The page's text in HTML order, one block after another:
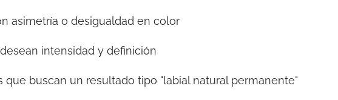
asimetría o desigualdad en color
intensidad y definición
que buscan un resultado tipo "labial natural permanente"